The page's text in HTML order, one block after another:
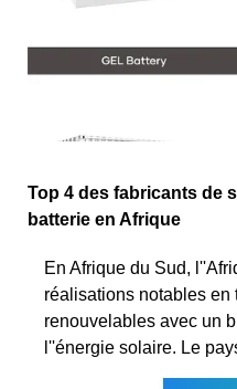
Top 4 des fabricants de
batterie en Afrique
En Afrique du Sud,
réalisations notables en
renouvelables avec un
l''énergie solaire. Le